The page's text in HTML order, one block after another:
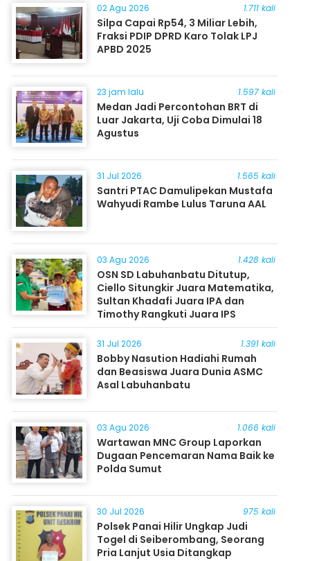
02 Agu 2026 1.711 kali
Silpa Capai Rp54, 3 Miliar Lebih,
Fraksi PDIP DPRD Karo Tolak LPJ
APBD 2025
23 jam lalu 1.597 kali
Medan Jadi Percontohan BRT di
Luar Jakarta, Uji Coba Dimulai 18
Agustus
31 Jul 2026 1.565 kali
Santri PTAC Damulipekan Mustafa
Wahyudi Rambe Lulus Taruna AAL
03 Agu 2026 1.428 kali
OSN SD Labuhanbatu Ditutup,
Ciello Situngkir Juara Matematika,
Sultan Khadafi Juara IPA dan
Timothy Rangkuti Juara IPS
31 Jul 2026 1.391 kali
Bobby Nasution Hadiahi Rumah
dan Beasiswa Juara Dunia ASMC
Asal Labuhanbatu
03 Agu 2026 1.066 kali
Wartawan MNC Group Laporkan
Dugaan Pencemaran Nama Baik ke
Polda Sumut
30 Jul 2026 975 kali
Polsek Panai Hilir Ungkap Judi
Togel di Seiberombang, Seorang
Pria Lanjut Usia Ditangkap